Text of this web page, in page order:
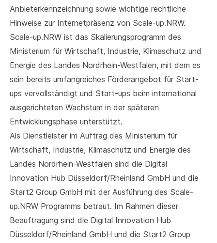
Anbieterkennzeichnung sowie wichtige rechtliche
Hinweise zur Internetpräsenz von Scale-up.NRW.
Scale-up.NRW ist das Skalierungsprogramm des
Ministerium für Wirtschaft, Industrie, Klimaschutz und
Energie des Landes Nordrhein-Westfalen, mit dem es
sein bereits umfangreiches Förderangebot für Start-
ups vervollständigt und Start-ups beim international
ausgerichteten Wachstum in der späteren
Entwicklungsphase unterstützt.
Als Dienstleister im Auftrag des Ministerium für
Wirtschaft, Industrie, Klimaschutz und Energie des
Landes Nordrhein-Westfalen sind die Digital
Innovation Hub Düsseldorf/Rheinland GmbH und die
Start2 Group GmbH mit der Ausführung des Scale-
up.NRW Programms betraut. Im Rahmen dieser
Beauftragung sind die Digital Innovation Hub
Düsseldorf/Rheinland GmbH und die Start2 Group